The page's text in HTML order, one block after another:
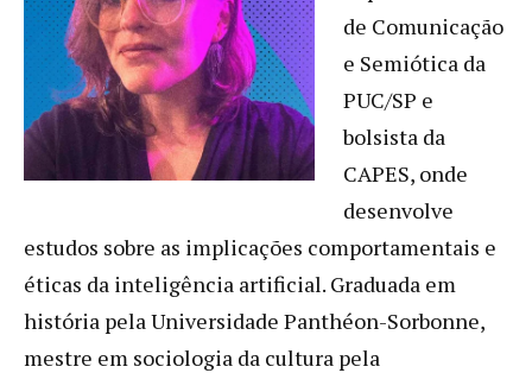
de Comunicação
e Semiótica da
PUC/SP e
bolsista da
CAPES, onde
desenvolve
estudos sobre as implicações comportamentais e
éticas da inteligência artificial. Graduada em
história pela Universidade Panthéon-Sorbonne,
mestre em sociologia da cultura pela